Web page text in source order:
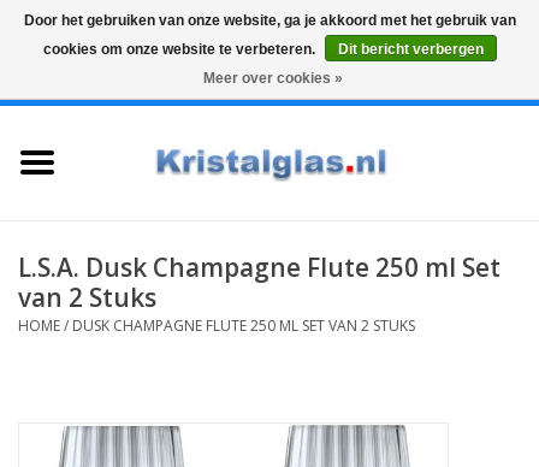
Graveren
Karaffen
Glas graveren
Cadeaus
L.S.A. Dusk Champagne Flute 250 ml Set
van 2 Stuks
HOME/ DUSK CHAMPAGNE FLUTE 250 ML SET VAN 2 STUKS
Door het gebruiken van onze website, ga je akkoord met het gebruik van
cookies om onze website te verbeteren.
Dit bericht verbergen
Meer over cookies »